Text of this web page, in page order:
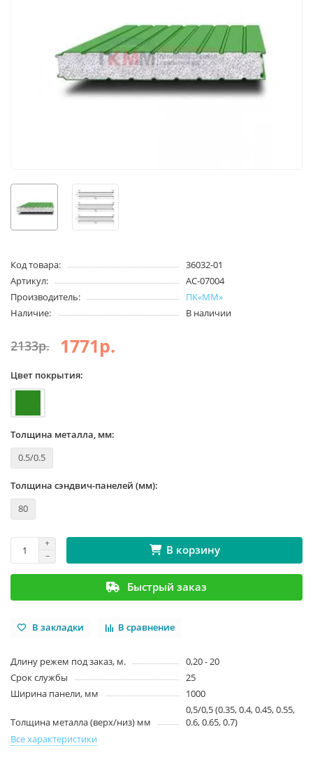
Код товара:
36032-01
Артикул:
AC-07004
Производитель:
ПК«ММ»
Наличие:
В наличии
2133р. 1771р.
Цвет покрытия:
Толщина металла, мм:
0.5/0.5
Толщина сэндвич-панелей (мм):
80
В корзину
Быстрый заказ
В закладки В сравнение
Длину режем под заказ, м.
0,20 - 20
Срок службы
25
Ширина панели, мм
1000
Толщина металла (верх/низ) мм
0,5/0,5 (0.35, 0.4, 0.45, 0.55,
0.6, 0.65, 0.7)
Все характеристики